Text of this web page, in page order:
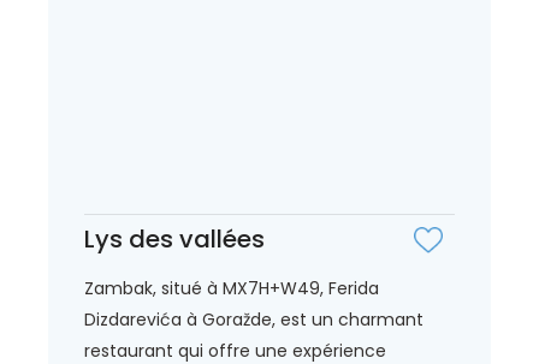
Lys des vallées
Zambak, situé à MX7H+W49, Ferida
Dizdarevića à Goražde, est un charmant
restaurant qui offre une expérience